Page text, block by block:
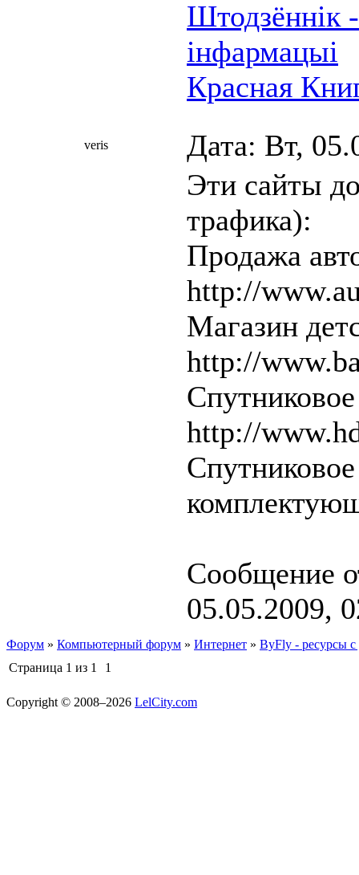
Штодзённiк -
інфармацыі
Красная
veris
Дата: Вт,
Эти сайты
трафика):
Продажа
http://
Магазин
http://
http://
Сообщение
05.05.2009,
Форум » Компьютерный форум » Интернет » ByFly - ресурсы с
Страница 1 из 1 1
Copyright © 2008–2026 LelCity.com